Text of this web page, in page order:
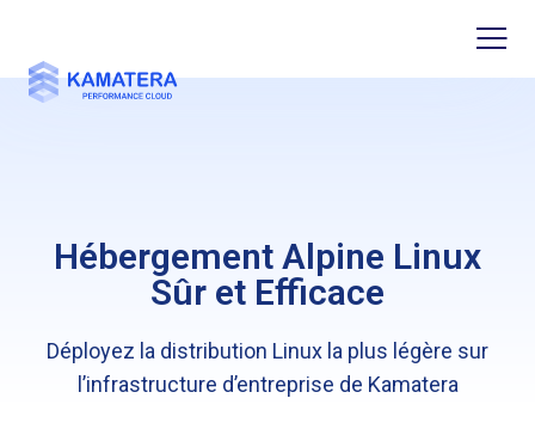
Hébergement Alpine Linux
Sûr et Efficace
Déployez la distribution Linux la plus légère sur
l’infrastructure d’entreprise de Kamatera